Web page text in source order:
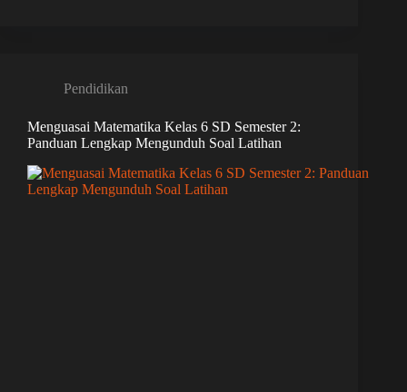
Pendidikan
Menguasai Matematika Kelas 6 SD Semester 2:
Panduan Lengkap Mengunduh Soal Latihan